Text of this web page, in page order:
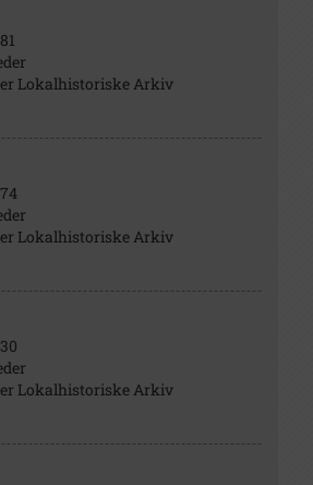
Lokalhistoriske Arkiv
Lokalhistoriske Arkiv
Lokalhistoriske Arkiv